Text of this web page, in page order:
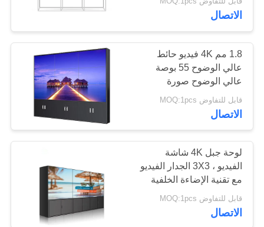
أخبار
اطلب
اقتباس
خريطة
الموقع
PRIVACY
الاتصال
1.8 مم 4K فيديو حائط
عالي الوضوح 55 بوصة
عالي الوضوح صورة
واضحة صيانة منخفضة
قابل للتفاوض MOQ:1pcs
الاتصال
لوحة جبل 4K شاشة
الفيديو ، 3X3 الجدار الفيديو
مع تقنية الإضاءة الخلفية
بقيادة الولايات المتحدة
قابل للتفاوض MOQ:1pcs
الاتصال